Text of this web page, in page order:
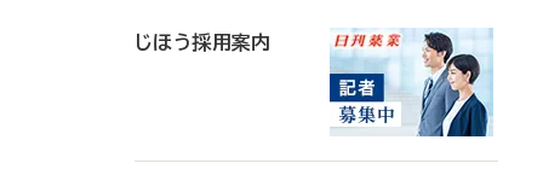
じほう採用案内